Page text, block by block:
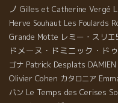
ノ Gilles et Catherine Vergé
Herve Souhaut Les Foulards
Grande Motte レミー・スリ
ドメーヌ・ドミニック・ド
ゴナ Patrick Desplats
Olivier Cohen カタロニア
バン Le Temps des Cerises